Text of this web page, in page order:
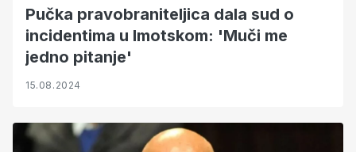
Pučka pravobraniteljica dala sud o
incidentima u Imotskom: 'Muči me
jedno pitanje'
15.08.2024